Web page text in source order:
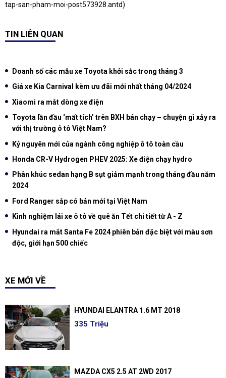
tap-san-pham-moi-post573928.antd)
TIN LIÊN QUAN
Doanh số các mẫu xe Toyota khởi sắc trong tháng 3
Giá xe Kia Carnival kèm ưu đãi mới nhất tháng 04/2024
Xiaomi ra mắt dòng xe điện
Toyota lần đầu ‘mất tích’ trên BXH bán chạy – chuyện gì xảy ra
với thị trường ô tô Việt Nam?
Kỷ nguyên mới của ngành công nghiệp ô tô toàn cầu
Honda CR-V Hydrogen PHEV 2025: Xe điện chạy hydro
Phân khúc sedan hạng B sụt giảm mạnh trong tháng đầu năm
2024
Ford Ranger sắp có bản mới tại Việt Nam
Kinh nghiệm lái xe ô tô về quê ăn Tết chi tiết từ A - Z
Hyundai ra mắt Santa Fe 2024 phiên bản đặc biệt với màu sơn
độc, giới hạn 500 chiếc
XE MỚI VỀ
HYUNDAI ELANTRA 1.6 MT 2018
335 Triệu
MAZDA CX5 2.5 AT 2WD 2017